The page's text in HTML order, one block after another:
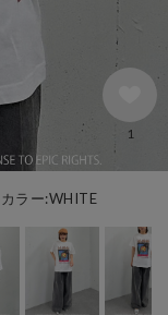
ラー:WHITE
1